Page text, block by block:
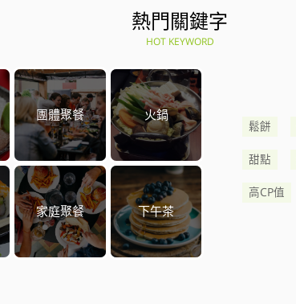
熱門關鍵字
HOT KEYWORD
團體聚餐 火鍋
家庭聚餐 下午茶
鬆餅
甜點
高CP值